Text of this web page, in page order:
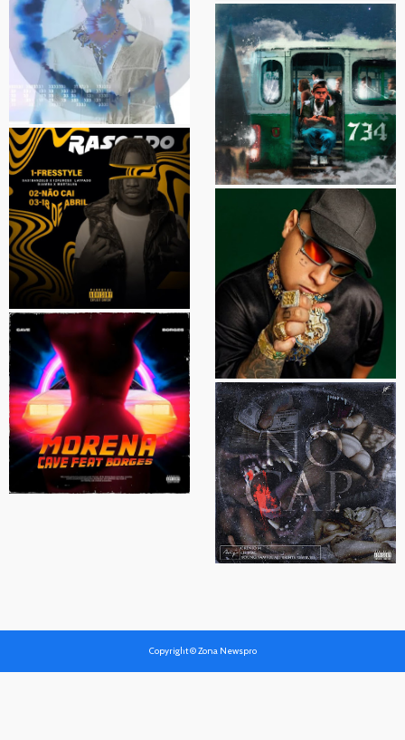
Copyright © Zona Newspro